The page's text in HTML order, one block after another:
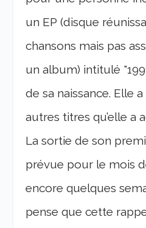
un EP (disque
chansons mais pas
un album) intitulé
de sa naissance. Elle
autres titres qu’elle a
La sortie de son
prévue pour le mois
encore quelques
pense que cette